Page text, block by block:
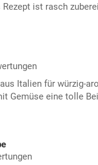
ist rasch
Italien für würzig-
Gemüse eine tolle